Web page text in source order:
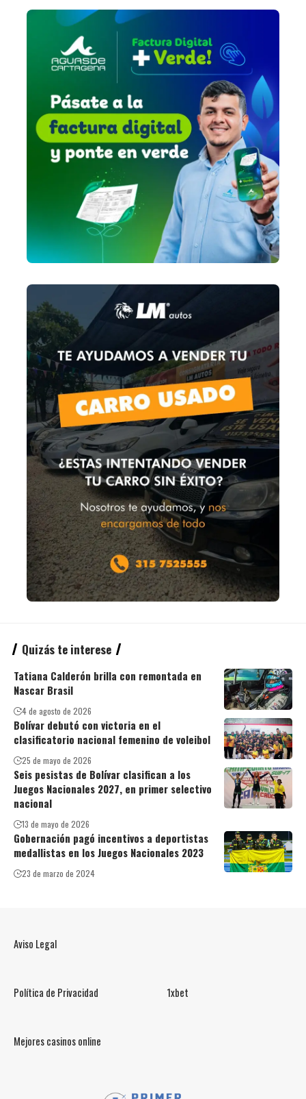
Quizás te interese
Tatiana Calderón brilla con remontada en
Nascar Brasil
4 de agosto de 2026
Bolívar debutó con victoria en el
clasificatorio nacional femenino de voleibol
25 de mayo de 2026
Seis pesistas de Bolívar clasifican a los
Juegos Nacionales 2027, en primer selectivo
nacional
13 de mayo de 2026
Gobernación pagó incentivos a deportistas
medallistas en los Juegos Nacionales 2023
23 de marzo de 2024
Aviso Legal
Política de Privacidad 1xbet
Mejores casinos online